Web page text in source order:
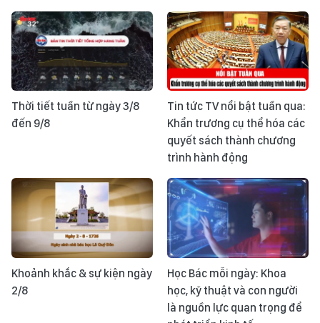
Thời tiết tuần từ ngày 3/8
đến 9/8
Tin tức TV nổi bật tuần qua:
Khẩn trương cụ thể hóa các
quyết sách thành chương
trình hành động
Khoảnh khắc & sự kiện ngày
2/8
Học Bác mỗi ngày: Khoa
học, kỹ thuật và con người
là nguồn lực quan trọng để